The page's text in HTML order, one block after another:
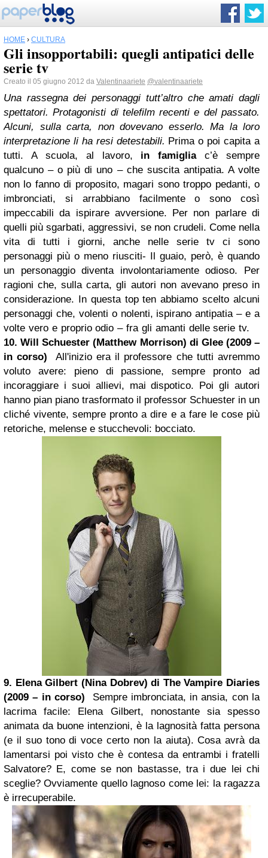
HOME › CULTURA
Gli insopportabili: quegli antipatici delle
serie tv
Creato il 05 giugno 2012 da Valentinaariete @valentinaariete
Una rassegna dei personaggi tutt’altro che amati dagli
spettatori. Protagonisti di telefilm recenti e del passato.
Alcuni, sulla carta, non dovevano esserlo. Ma la loro
interpretazione li ha resi detestabili. Prima o poi capita a
tutti. A scuola, al lavoro, in famigliac’è sempre
qualcuno – o più di uno – che suscita antipatia. A volte
non lo fanno di proposito, magari sono troppo pedanti, o
imbronciati, si arrabbiano facilmente o sono così
impeccabili da ispirare avversione. Per non parlare di
quelli più sgarbati, aggressivi, se non crudeli. Come nella
vita di tutti i giorni, anche nelle serie tv ci sono
personaggi più o meno riusciti- Il guaio, però, è quando
un personaggio diventa involontariamente odioso. Per
ragioni che, sulla carta, gli autori non avevano preso in
considerazione. In questa top ten abbiamo scelto alcuni
personaggi che, volenti o nolenti, ispirano antipatia – e a
volte vero e proprio odio – fra gli amanti delle serie tv.
10. Will Schuester (Matthew Morrison) di Glee(2009 –
in corso)
All'inizio era il professore che tutti avremmo
voluto avere: pieno di passione, sempre pronto ad
incoraggiare i suoi allievi, mai dispotico. Poi gli autori
hanno pian piano trasformato il professor Schuester in un
cliché vivente, sempre pronto a dire e a fare le cose più
retoriche, melense e stucchevoli: bocciato.
9. Elena Gilbert (Nina Dobrev) di The Vampire Diaries
(2009 – in corso)
Sempre imbronciata, in ansia, con la
lacrima facile: Elena Gilbert, nonostante sia spesso
animata da buone intenzioni, è la lagnosità fatta persona
(e il suo tono di voce certo non la aiuta). Cosa avrà da
lamentarsi poi visto che è contesa da entrambi i fratelli
Salvatore? E, come se non bastasse, tra i due lei chi
sceglie? Ovviamente quello lagnoso come lei: la ragazza
è irrecuperabile.